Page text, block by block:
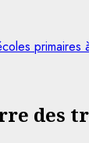
primaires
des